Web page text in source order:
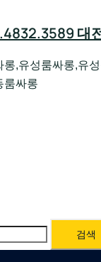
대
,유성룸싸롱,유
룸싸롱